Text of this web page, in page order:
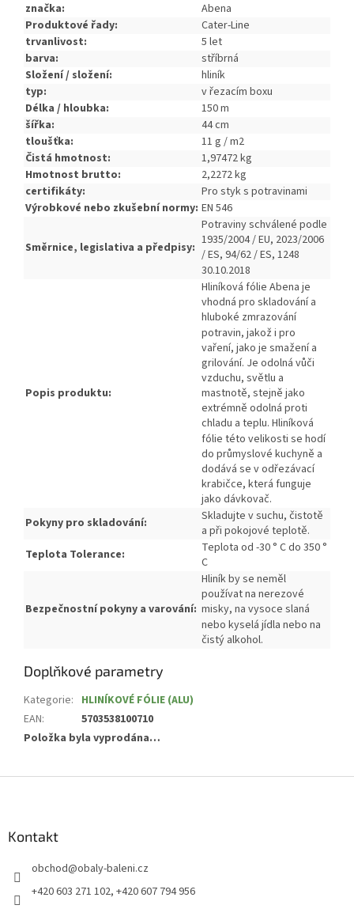
značka:
Abena
Produktové řady:
Cater-Line
trvanlivost:
5 let
barva:
stříbrná
Složení / složení:
hliník
typ:
v řezacím boxu
Délka / hloubka:
150 m
šířka:
44 cm
tloušťka:
11 g / m2
Čistá hmotnost:
1,97472 kg
Hmotnost brutto:
2,2272 kg
certifikáty:
Pro styk s potravinami
Výrobkové nebo zkušební normy: EN 546
Směrnice, legislativa a předpisy:
Potraviny schválené podle
1935/2004 / EU, 2023/2006
/ ES, 94/62 / ES, 1248
30.10.2018
Popis produktu:
Hliníková fólie Abena je
vhodná pro skladování a
hluboké zmrazování
potravin, jakož i pro
vaření, jako je smažení a
grilování. Je odolná vůči
vzduchu, světlu a
mastnotě, stejně jako
extrémně odolná proti
chladu a teplu. Hliníková
fólie této velikosti se hodí
do průmyslové kuchyně a
dodává se v odřezávací
krabičce, která funguje
jako dávkovač.
Pokyny pro skladování:
Skladujte v suchu, čistotě
a při pokojové teplotě.
Teplota Tolerance:
Teplota od -30 ° C do 350 °
C
Bezpečnostní pokyny a varování:
Hliník by se neměl
používat na nerezové
misky, na vysoce slaná
nebo kyselá jídla nebo na
čistý alkohol.
Doplňkové parametry
Kategorie: HLINÍKOVÉ FÓLIE (ALU)
EAN:
5703538100710
Položka byla vyprodána…
Kontakt
obchod@obaly-baleni.cz
+420 603 271 102, +420 607 794 956